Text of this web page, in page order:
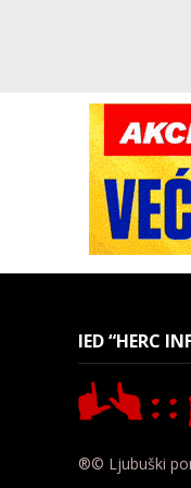
IED “HERC
®© Ljubuški